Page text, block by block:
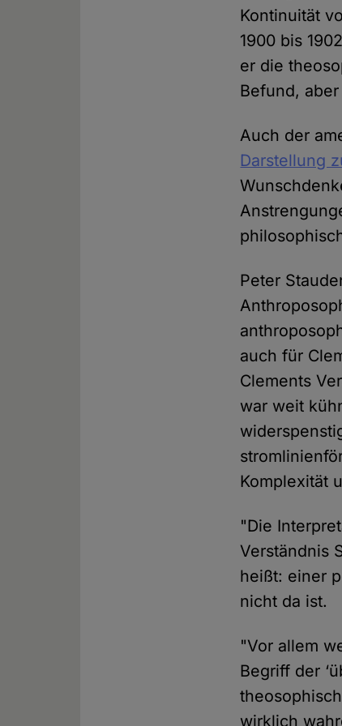
Kontinuität
1900 bis
er die
Befund,
Auch der
Darstellung
Peter
auch für
Clements
war weit
Komplexität
"Die
Verständnis
heißt: einer
nicht da ist.
"Vor allem
Begriff der
wirklich